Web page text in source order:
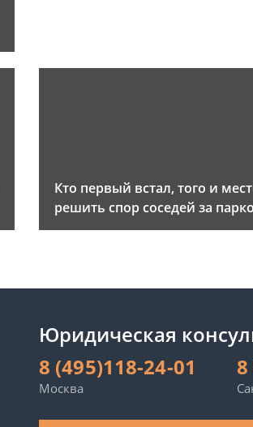
Кто первый встал, того и
решить спор соседей за
Юридическая
8 (495)118-24-01
Москва